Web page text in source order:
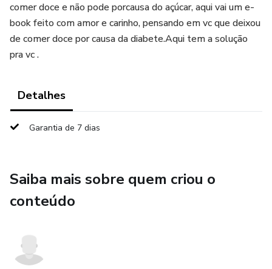
comer doce e não pode porcausa do açúcar, aqui vai um e-
book feito com amor e carinho, pensando em vc que deixou
de comer doce por causa da diabete.Aqui tem a solução
pra vc .
Detalhes
Garantia de 7 dias
Saiba mais sobre quem criou o
conteúdo